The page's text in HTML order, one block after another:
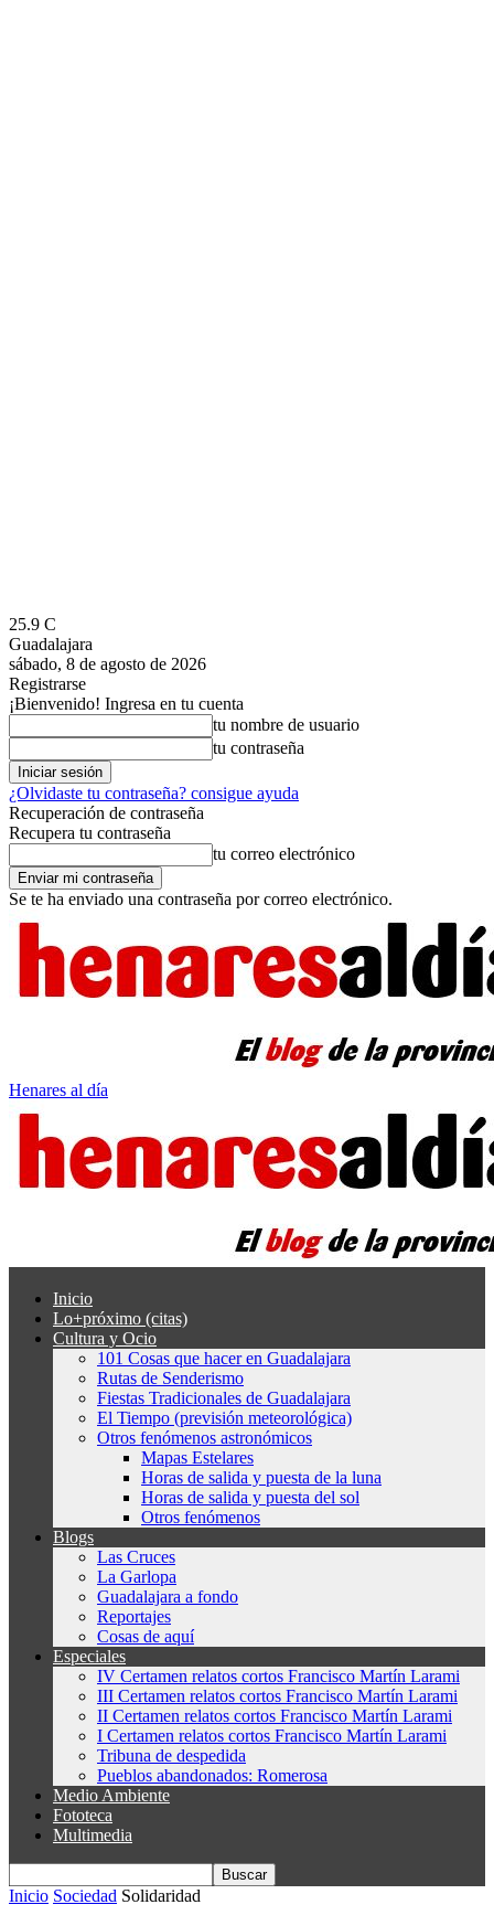
25.9 C
Guadalajara
sábado, 8 de agosto de 2026
Registrarse
¡Bienvenido! Ingresa en tu cuenta
tu nombre de usuario
tu contraseña
¿Olvidaste tu contraseña? consigue ayuda
Recuperación de contraseña
Recupera tu contraseña
tu correo electrónico
Se te ha enviado una contraseña por correo electrónico.
Henares al día
Inicio
Lo+próximo (citas)
Cultura y Ocio
101 Cosas que hacer en Guadalajara
Rutas de Senderismo
Fiestas Tradicionales de Guadalajara
El Tiempo (previsión meteorológica)
Otros fenómenos astronómicos
Mapas Estelares
Horas de salida y puesta de la luna
Horas de salida y puesta del sol
Otros fenómenos
Blogs
Las Cruces
La Garlopa
Guadalajara a fondo
Reportajes
Cosas de aquí
Especiales
IV Certamen relatos cortos Francisco Martín Larami
III Certamen relatos cortos Francisco Martín Larami
II Certamen relatos cortos Francisco Martín Larami
I Certamen relatos cortos Francisco Martín Larami
Tribuna de despedida
Pueblos abandonados: Romerosa
Medio Ambiente
Fototeca
Multimedia
Inicio Sociedad Solidaridad